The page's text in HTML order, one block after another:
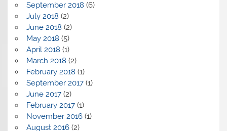
September 2018 (6)
July 2018 (2)
June 2018 (2)
May 2018 (5)
April 2018 (1)
March 2018 (2)
February 2018 (1)
September 2017(1)
June 2017(2)
February 2017(1)
November 2016(1)
August 2016(2)